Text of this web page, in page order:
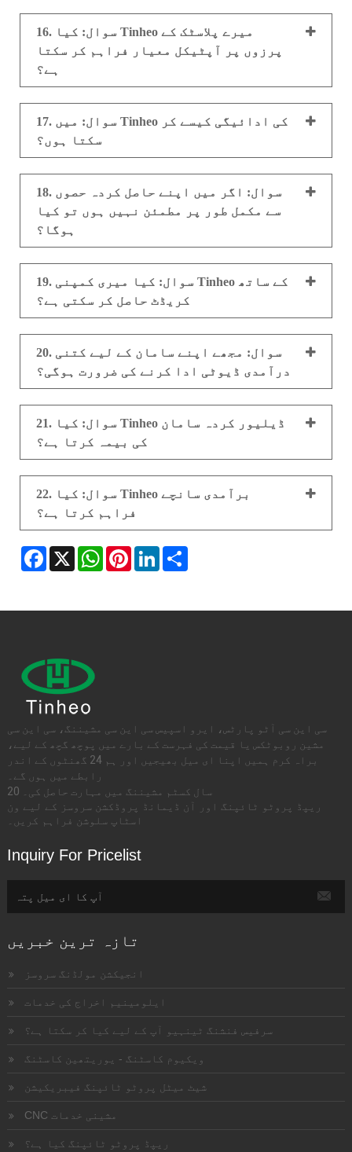
16. سوال: کیا Tinheo میرے پلاسٹک کے
پرزوں پر آپٹیکل معیار فراہم کر سکتا
ہے؟
17. سوال: میں Tinheo کی ادائیگی کیسے کر
سکتا ہوں؟
18. سوال: اگر میں اپنے حاصل کردہ حصوں
سے مکمل طور پر مطمئن نہیں ہوں تو کیا
ہوگا؟
19. سوال: کیا میری کمپنی Tinheo کے ساتھ
کریڈٹ حاصل کر سکتی ہے؟
20. سوال: مجھے اپنے سامان کے لیے کتنی
درآمدی ڈیوٹی ادا کرنے کی ضرورت ہوگی؟
21. سوال: کیا Tinheo ڈیلیور کردہ سامان
کی بیمہ کرتا ہے؟
22. سوال: کیا Tinheo برآمدی سانچے
فراہم کرتا ہے؟
Facebook
X WhatsAppPinterestLinkedIn
سی این سی آٹو پارٹس، ایرو اسپیس سی این سی مشیننگ، سی این سی
مشین روبوٹکس یا قیمت کی فہرست کے بارے میں پوچھ گچھ کے لیے،
براہ کرم ہمیں اپنا ای میل بھیجیں اور ہم 24 گھنٹوں کے اندر
رابطے میں ہوں گے۔
20 سال کسٹم مشیننگ میں مہارت حاصل کی۔
ریپڈ پروٹو ٹائپنگ اور آن ڈیمانڈ پروڈکشن سروسز کے لیے ون
اسٹاپ سلوشن فراہم کریں۔
Inquiry For Pricelist
تازہ ترین خبریں
انجیکشن مولڈنگ سروسز
ایلومینیم اخراج کی خدمات
سرفیس فنشنگ ٹینہیو آپ کے لیے کیا کر سکتا ہے؟
ویکیوم کاسٹنگ - یوریتھین کاسٹنگ
شیٹ میٹل پروٹو ٹائپنگ فیبریکیشن
CNC مشینی خدمات
ریپڈ پروٹو ٹائپنگ کیا ہے؟